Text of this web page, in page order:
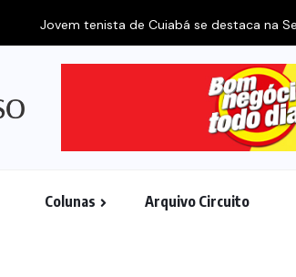
Jovem tenista de Cuiabá se destaca na
Colunas Arquivo Circuito